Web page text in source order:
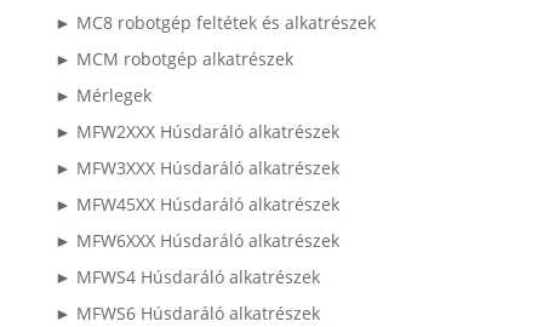
► MC8 robotgép feltétek és alkatrészek
► MCM robotgép alkatrészek
► Mérlegek
► MFW2XXX Húsdaráló alkatrészek
► MFW3XXX Húsdaráló alkatrészek
► MFW45XX Húsdaráló alkatrészek
► MFW6XXX Húsdaráló alkatrészek
► MFWS4 Húsdaráló alkatrészek
► MFWS6 Húsdaráló alkatrészek